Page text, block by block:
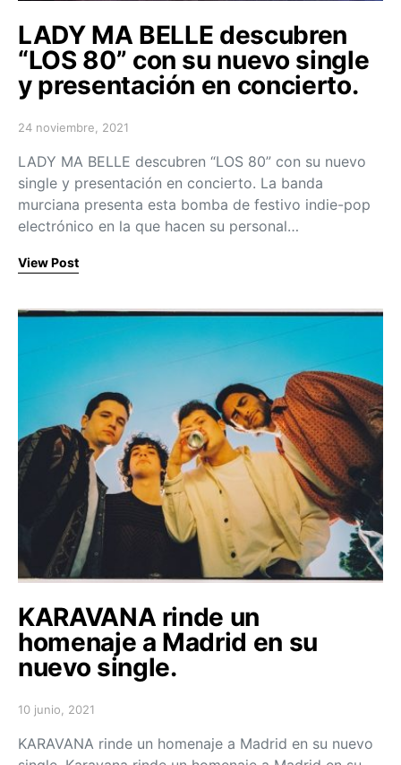
LADY MA BELLE descubren
“LOS 80” con su nuevo single
y presentación en concierto.
Posted on
24 noviembre, 2021
LADY MA BELLE descubren “LOS 80” con su nuevo
single y presentación en concierto. La banda
murciana presenta esta bomba de festivo indie-pop
electrónico en la que hacen su personal…
View Post
KARAVANA rinde un
homenaje a Madrid en su
nuevo single.
Posted on
10 junio, 2021
KARAVANA rinde un homenaje a Madrid en su nuevo